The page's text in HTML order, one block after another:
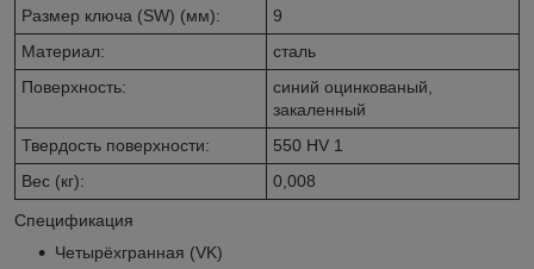
Размер ключа (SW) (мм):
9
Материал:
cталь
Поверхность:
синий оцинкованый,
закаленный
Твердость поверхности:
550 HV 1
Вес (кг):
0,008
Спецификация
Четырёхгранная (VK)